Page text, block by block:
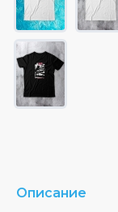
Описание